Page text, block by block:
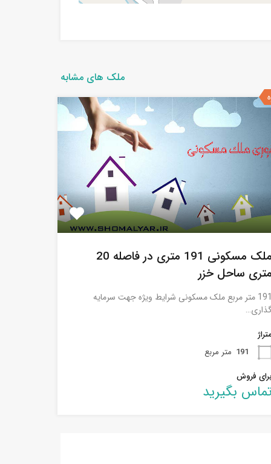
ملک های مشابه
ملک مسکونی 191 متری در فاصله 20
ساحل خزر
191 متر مربع ملک مسکونی شرایط ویژه جهت سرمایه
191 متر مربع
فروش
بگیرید